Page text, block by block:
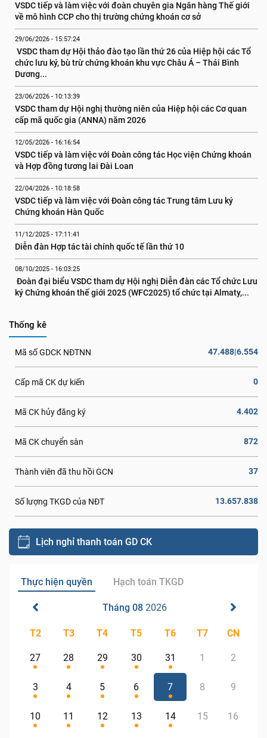
VSDC tiếp và làm việc với đoàn chuyên gia Ngân hàng Thế giới
về mô hình CCP cho thị trường chứng khoán cơ sở
29/06/2026 - 15:57:24
VSDC tham dự Hội thảo đào tạo lần thứ 26 của Hiệp hội các Tổ
chức lưu ký, bù trừ chứng khoán khu vực Châu Á – Thái Bình
Dương...
23/06/2026 - 10:13:39
VSDC tham dự Hội nghị thường niên của Hiệp hội các Cơ quan
cấp mã quốc gia (ANNA) năm 2026
12/05/2026 - 16:16:54
VSDC tiếp và làm việc với Đoàn công tác Học viện Chứng khoán
và Hợp đồng tương lai Đài Loan
22/04/2026 - 10:18:58
VSDC tiếp và làm việc với Đoàn công tác Trung tâm Lưu ký
Chứng khoán Hàn Quốc
11/12/2025 - 17:11:41
Diễn đàn Hợp tác tài chính quốc tế lần thứ 10
08/10/2025 - 16:03:25
Đoàn đại biểu VSDC tham dự Hội nghị Diễn đàn các Tổ chức Lưu
ký Chứng khoán thế giới 2025 (WFC2025) tổ chức tại Almaty,...
Thống kê
Mã số GDCK NĐTNN 47.488|6.554
Cấp mã CK dự kiến 0
Mã CK hủy đăng ký 4.402
Mã CK chuyển sàn 872
Thành viên đã thu hồi GCN 37
Số lượng TKGD của NĐT 13.657.838
Lịch nghỉ thanh toán GD CK
Thực hiện quyền Hạch toán TKGD
Tháng 08 2026
T2 T3 T4 T5 T6 T7 CN
27 28 29 30 31 1 2
3 4 5 6 7 8 9
10 11 12 13 14 15 16